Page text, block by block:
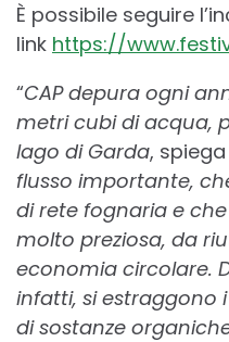
È possibile seguire
link https://
“CAP depura ogni
metri cubi di acqua,
lago di Garda, spiega
flusso importante,
di rete fognaria e
molto preziosa, da
economia circolare.
infatti, si estraggono
di sostanze